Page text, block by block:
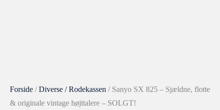
Forside /Diverse / Rodekassen / Sanyo SX 825 – Sjældne, flotte
& originale vintage højttalere – SOLGT!